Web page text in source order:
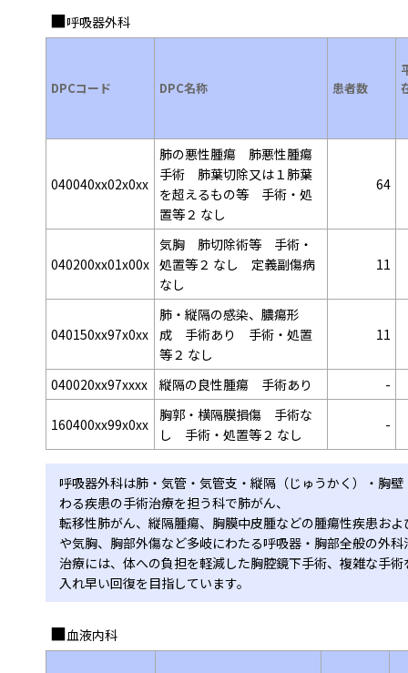
呼吸器外科
DPCコード DPC名称 患者数
040040xx02x0xx
肺の悪性腫瘍 肺悪性腫瘍
手術 肺葉切除又は１肺葉
を超えるもの等 手術・処
置等２ なし
64
040200xx01x00x
気胸 肺切除術等 手術・
処置等２ なし 定義副傷病
なし
11
040150xx97x0xx
肺・縦隔の感染、膿瘍形
成 手術あり 手術・処置
等２ なし
11
040020xx97xxxx 縦隔の良性腫瘍 手術あり -
160400xx99x0xx
胸郭・横隔膜損傷 手術な
し 手術・処置等２ なし
-
呼吸器外科は肺・気管・気管支・縦隔（じゅうかく）・胸
わる疾患の手術治療を担う科で肺がん、
転移性肺がん、縦隔腫瘍、胸膜中皮腫などの腫瘍性疾患お
や気胸、胸部外傷など多岐にわたる呼吸器・胸部全般の外
治療には、体への負担を軽減した胸腔鏡下手術、複雑な手
入れ早い回復を目指しています。
血液内科